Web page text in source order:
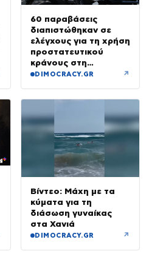
60 παραβάσεις
διαπιστώθηκαν σε
ελέγχους για τη χρήση
προστατευτικού
κράνους στη
Θεσσαλονίκη
DIMOCRACY.GR ↗
Βίντεο: Μάχη με τα
κύματα για τη
διάσωση γυναίκας
στα Χανιά
DIMOCRACY.GR ↗